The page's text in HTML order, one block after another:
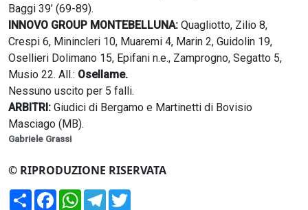
Baggi 39’ (69-89).
INNOVO GROUP MONTEBELLUNA: Quagliotto, Zilio 8,
Crespi 6, Minincleri 10, Muaremi 4, Marin 2, Guidolin 19,
Osellieri Dolimano 15, Epifani n.e., Zamprogno, Segatto 5,
Musio 22. All.: Osellame.
Nessuno uscito per 5 falli.
ARBITRI: Giudici di Bergamo e Martinetti di Bovisio
Masciago (MB).
Gabriele Grassi
© RIPRODUZIONE RISERVATA
CondividiFacebookWhatsApp
Telegram